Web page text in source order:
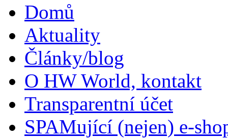
Domů
Aktuality
Články/blog
O HW World, kontakt
Transparentní účet
SPAMující (nejen) e-